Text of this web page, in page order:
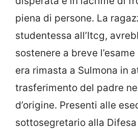
piena di persone. La
studentessa all’Itcg,
sostenere a breve
era rimasta a Sulmona in
trasferimento del padre
d’origine. Presenti alle
sottosegretario alla Difesa